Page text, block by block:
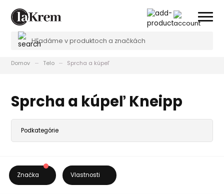
Domov Telo Sprcha a kúpeľ
Sprcha a kúpeľ Kneipp
Značka Vlastnosti